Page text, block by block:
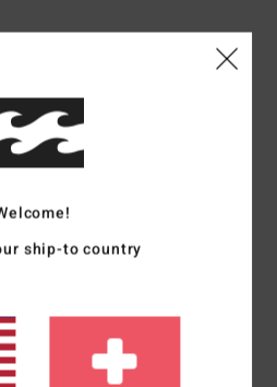
aus Edelstahl
Glas
Nylon, 23 % Polycarbonat, 2 %
ship-to country